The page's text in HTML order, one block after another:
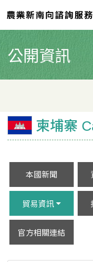
公開資訊
柬埔寨
本國新聞
貿易資訊
官方相關連結